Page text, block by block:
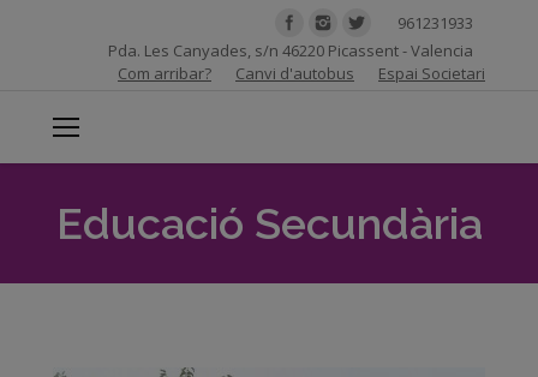
961231933
Pda. Les Canyades, s/n 46220 Picassent - Valencia
Com arribar?
Canvi d'autobus Espai Societari
Educació Secundària